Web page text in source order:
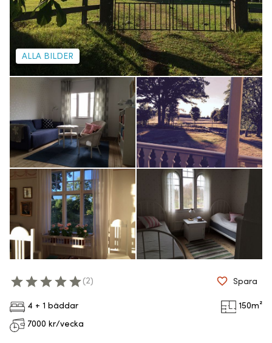
ALLA BILDER
4 + 1 bäddar 150m²
7000 kr/vecka
( 2 ) Spara